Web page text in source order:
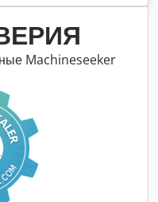
3000 мм Толщина:
заказчика
Machineseeker